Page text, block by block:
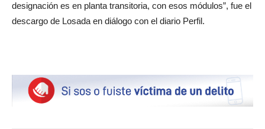
designación es en planta transitoria, con esos módulos”, fue el
descargo de Losada en diálogo con el diario Perfil.